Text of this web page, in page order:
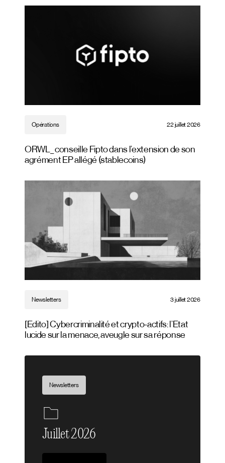
Opérations 22 juillet 2026
ORWL_ conseille Fipto dans l’extension de son
agrément EP allégé (stablecoins)
Newsletters 3 juillet 2026
[Edito] Cybercriminalité et crypto-actifs: l’Etat
lucide sur la menace, aveugle sur sa réponse
Newsletters
Juillet 2026